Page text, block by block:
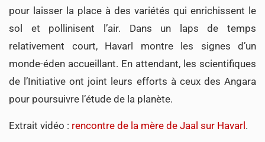
pour laisser la place à des variétés qui enrichissent le
sol et pollinisent l’air. Dans un laps de temps
relativement court, Havarl montre les signes d’un
monde-éden accueillant. En attendant, les scientifiques
de l’Initiative ont joint leurs efforts à ceux des Angara
pour poursuivre l’étude de la planète.
Extrait vidéo : rencontre de la mère de Jaal sur Havarl .